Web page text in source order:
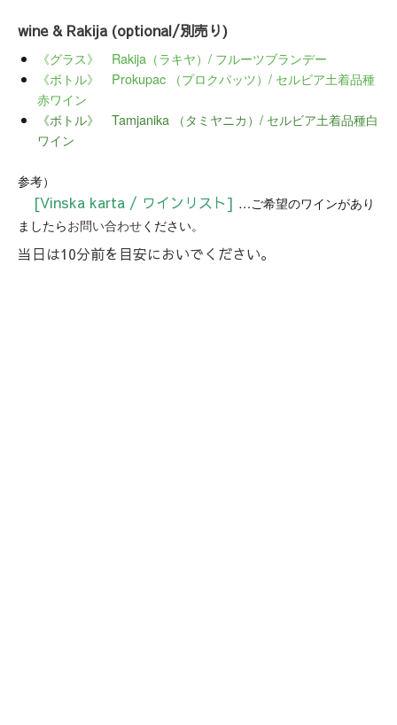
wine & Rakija (optional/別売り)
《グラス》 Rakija（ラキヤ）/ フルーツブランデー
《ボトル》 Prokupac （プロクパッツ）/ セルビア土着品種
赤ワイン
《ボトル》 Tamjanika （タミヤニカ）/ セルビア土着品種白
ワイン
参考）
[Vinska karta / ワインリスト] …ご希望のワインがあり
ましたらお問い合わせください。
当日は10分前を目安においでください。